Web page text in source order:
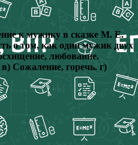
к мужику в сказке М. Е.
о том, как один мужик двух
любование.
Сожаление, горечь. г)